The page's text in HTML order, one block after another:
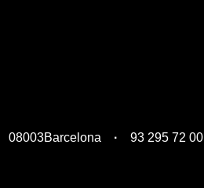
08003Barcelona 93 295 72 00